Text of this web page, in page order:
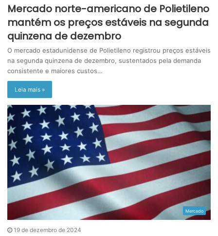
Mercado norte-americano de Polietileno
mantém os preços estáveis na segunda
quinzena de dezembro
O mercado estadunidense de Polietileno registrou preços estáveis
na segunda quinzena de dezembro, sustentados pela demanda
consistente e maiores custos…
Leia mais »
Mercado
19 de dezembro de 2024